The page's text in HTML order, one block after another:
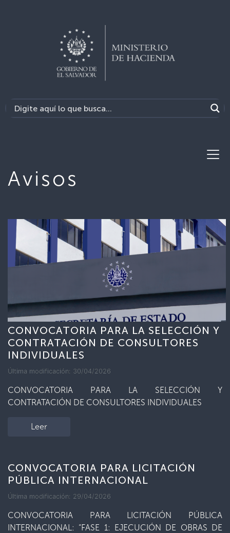
Avisos
CONVOCATORIA PARA LA SELECCIÓN Y
CONTRATACIÓN DE CONSULTORES
INDIVIDUALES
Última modificación: 30/04/2026
CONVOCATORIA PARA LA SELECCIÓN Y
CONTRATACIÓN DE CONSULTORES INDIVIDUALES
Leer
CONVOCATORIA PARA LICITACIÓN
PÚBLICA INTERNACIONAL
Última modificación: 29/04/2026
CONVOCATORIA PARA LICITACIÓN PÚBLICA
INTERNACIONAL: “FASE 1: EJECUCIÓN DE OBRAS DE